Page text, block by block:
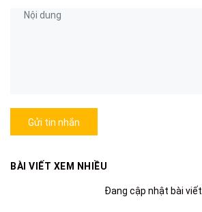
Gửi tin nhắn
BÀI VIẾT XEM NHIỀU
Đang cập nhật bài viết